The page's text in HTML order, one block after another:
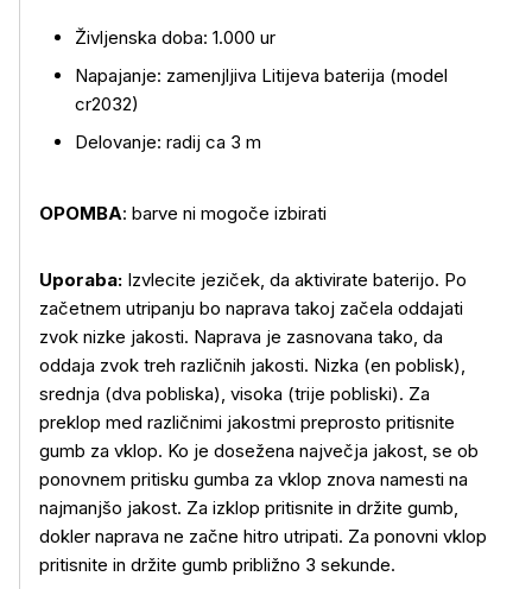
Več o izdelku
Življenska doba: 1.000 ur
Napajanje: zamenjljiva Litijeva baterija (model
cr2032)
Delovanje: radij ca 3 m
OPOMBA: barve ni mogoče izbirati
Uporaba: Izvlecite jeziček, da aktivirate baterijo. Po
začetnem utripanju bo naprava takoj začela oddajati
zvok nizke jakosti. Naprava je zasnovana tako, da
oddaja zvok treh različnih jakosti. Nizka (en poblisk),
srednja (dva pobliska), visoka (trije pobliski). Za
preklop med različnimi jakostmi preprosto pritisnite
gumb za vklop. Ko je dosežena največja jakost, se ob
ponovnem pritisku gumba za vklop znova namesti na
najmanjšo jakost. Za izklop pritisnite in držite gumb,
dokler naprava ne začne hitro utripati. Za ponovni vklop
pritisnite in držite gumb približno 3 sekunde.